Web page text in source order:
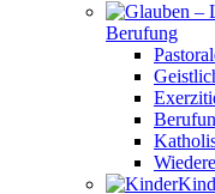
Berufung